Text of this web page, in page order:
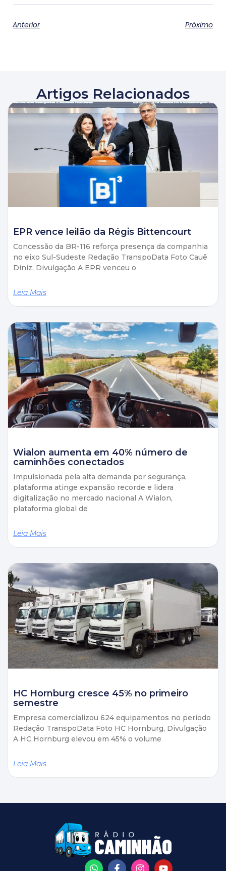
Anterior Próximo
Artigos Relacionados
EPR vence leilão da Régis Bittencourt
Concessão da BR-116 reforça presença da companhia
no eixo Sul-Sudeste Redação TranspoData Foto Cauê
Diniz, Divulgação A EPR venceu o
Leia Mais
Wialon aumenta em 40% número de
caminhões conectados
Impulsionada pela alta demanda por segurança,
plataforma atinge expansão recorde e lidera
digitalização no mercado nacional A Wialon,
plataforma global de
Leia Mais
HC Hornburg cresce 45% no primeiro
semestre
Empresa comercializou 624 equipamentos no período
Redação TranspoData Foto HC Hornburg, Divulgação
A HC Hornburg elevou em 45% o volume
Leia Mais